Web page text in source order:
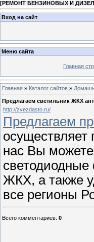
[РЕМОНТ БЕНЗИНОВЫХ И
Вход на сайт
Меню сайта
Главная
Главная » Каталог сайтов »
Предлагаем светильник ЖКХ
http://zvezdasto.ru/
Предлагаем
осуществляет
нас Вы
ЖКХ, а также
все регионы
Всего комментариев: 0